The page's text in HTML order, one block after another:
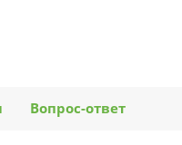
Вопрос-ответ